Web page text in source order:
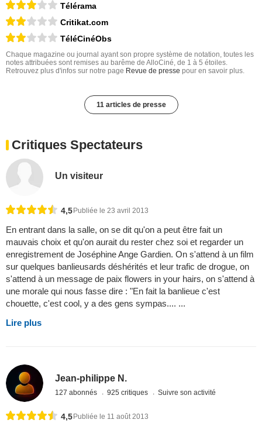
Télérama
Critikat.com
TéléCinéObs
Chaque magazine ou journal ayant son propre système de notation, toutes les
notes attribuées sont remises au barême de AlloCiné, de 1 à 5 étoiles.
Retrouvez plus d'infos sur notre page Revue de presse pour en savoir plus.
11 articles de presse
Critiques Spectateurs
Un visiteur
4,5 Publiée le 23 avril 2013
En entrant dans la salle, on se dit qu'on a peut être fait un
mauvais choix et qu'on aurait du rester chez soi et regarder un
enregistrement de Joséphine Ange Gardien. On s'attend à un film
sur quelques banlieusards déshérités et leur trafic de drogue, on
s'attend à un message de paix flowers in your hairs, on s'attend à
une morale qui nous fasse dire : "En fait la banlieue c'est
chouette, c'est cool, y a des gens sympas.... ...
Lire plus
Jean-philippe N.
127 abonnés 925 critiques Suivre son activité
4,5 Publiée le 11 août 2013